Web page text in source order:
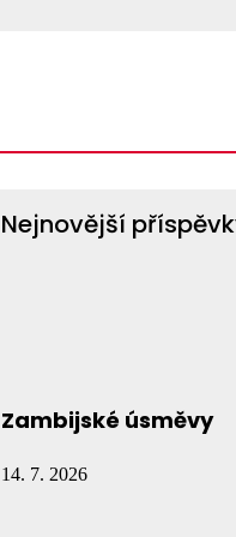
Nejnovější
Zambijské úsměvy
14. 7. 2026